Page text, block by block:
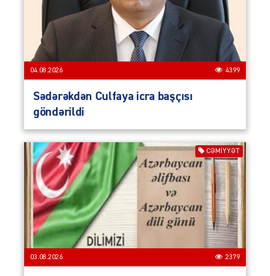
04.08.2026 4399
Sədərəkdən Culfaya icra başçısı
göndərildi
CƏMIYYƏT
03.08.2026 2379